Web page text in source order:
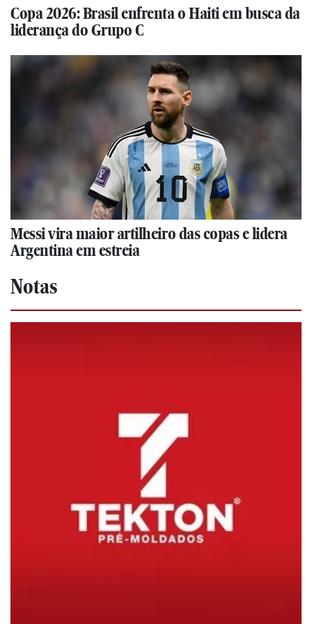
Copa 2026: Brasil enfrenta o Haiti em busca da
liderança do Grupo C
Messi vira maior artilheiro das copas e lidera
Argentina em estreia
Notas